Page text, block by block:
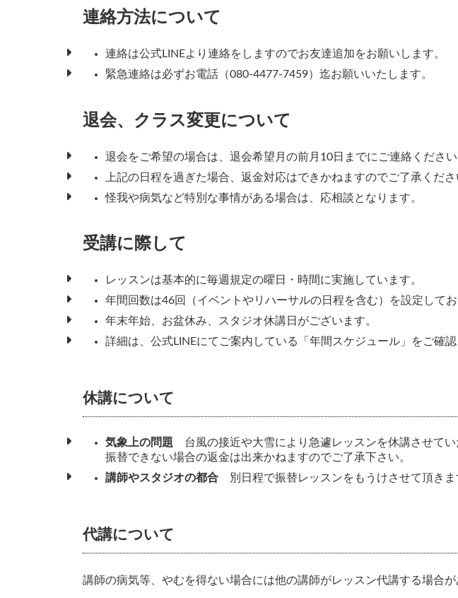
連絡方法について
連絡は公式LINEより連絡をしますのでお友達追加をお願いします。
緊急連絡は必ずお電話（080-4477-7459）迄お願いいたします。
退会、クラス変更について
退会をご希望の場合は、退会希望月の前月10日までにご連絡くださ
上記の日程を過ぎた場合、返金対応はできかねますのでご了承くださ
怪我や病気など特別な事情がある場合は、応相談となります。
受講に際して
レッスンは基本的に毎週規定の曜日・時間に実施しています。
年間回数は46回（イベントやリハーサルの日程を含む）を設定してお
年末年始、お盆休み、スタジオ休講日がございます。
詳細は、公式LINEにてご案内している「年間スケジュール」をご確認
休講について
気象上の問題 台風の接近や大雪により急遽レッスンを休講させて
振替できない場合の返金は出来かねますのでご了承下さい。
講師やスタジオの都合 別日程で振替レッスンをもうけさせて頂きま
代講について
講師の病気等、やむを得ない場合には他の講師がレッスン代講する場合が